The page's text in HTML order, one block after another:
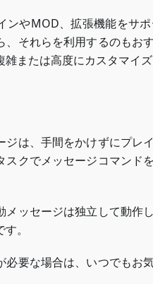
ンやMOD、拡張機能をサ
、それらを利用するのもお
または高度にカスタマイ
ジは、手間をかけずにプレ
スクでメッセージコマンド
メッセージは独立して動作
。
必要な場合は、いつでもお